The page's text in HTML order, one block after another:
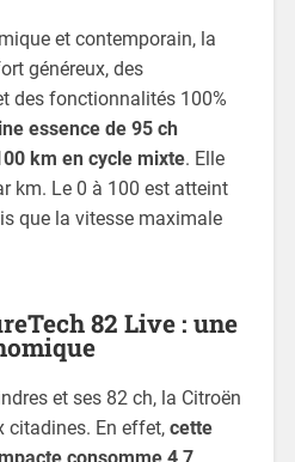
et contemporain, la
généreux, des
des fonctionnalités 100%
essence de 95 ch
km en cycle mixte. Elle
km. Le 0 à 100 est atteint
que la vitesse maximale
82 Live : une
et ses 82 ch, la Citroën
citadines. En effet, cette